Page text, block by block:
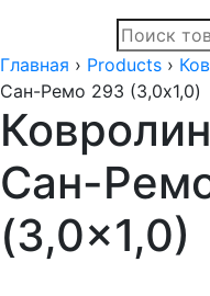
Главная › Products ›
Сан-Ремо 293 (3,0x1,0)
Сан-
(3,0×1,0)